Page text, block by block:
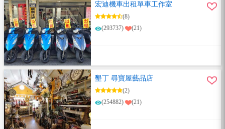
宏迪機車出租單車工作室
(8)
(293737)
(21)
墾丁 尋寶屋藝品店
(2)
(254882)
(21)